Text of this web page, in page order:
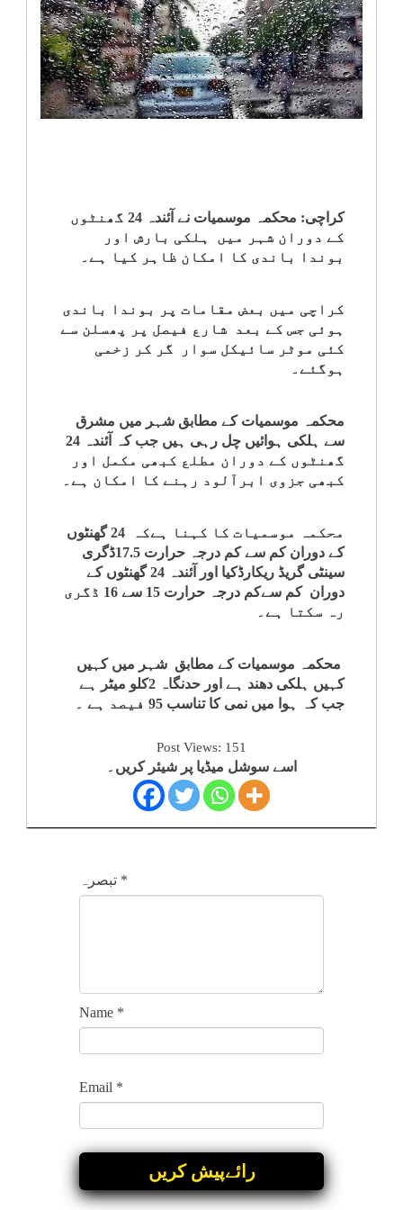
انٹرٹینمنٹ
صحت
کھیل
‎کرائم
ویڈیوز
سیاست
کلام
سپلیمنٹس
کراچی: محکمہ موسمیات نے آئندہ 24 گھنٹوں
کے دوران شہر میں ہلکی بارش اور
بوندا باندی کا امکان ظاہر کیا ہے۔
کراچی میں بعض مقامات پر بوندا باندی
ہوئی جس کے بعد شارع فیصل پر پھسلن سے
کئی موٹر سائیکل سوار گر کر زخمی
ہوگئے۔
محکمہ موسمیات کے مطابق شہر میں مشرق
سے ہلکی ہوائیں چل رہی ہیں جب کہ آئندہ 24
گھنٹوں کے دوران مطلع کبھی مکمل اور
کبھی جزوی ابرآلود رہنے کا امکان ہے۔
محکمہ موسمیات کا کہنا ہےکہ 24 گھنٹوں
کے دوران کم سے کم درجہ حرارت 17.5ڈگری
سینٹی گریڈ ریکارڈکیا اور آئندہ 24 گھنٹوں کے
دوران کم سےکم درجہ حرارت 15 سے 16 ڈگری
رہ سکتا ہے۔
محکمہ موسمیات کے مطابق شہر میں کہیں
کہیں ہلکی دھند ہے اور حدنگاہ 2کلو میٹر ہے
جب کہ ہوا میں نمی کا تناسب 95 فیصد ہے ۔
Post Views: 151
اسے سوشل میڈیا پر شیئر کریں۔
تبصرہ *
Name *
Email *